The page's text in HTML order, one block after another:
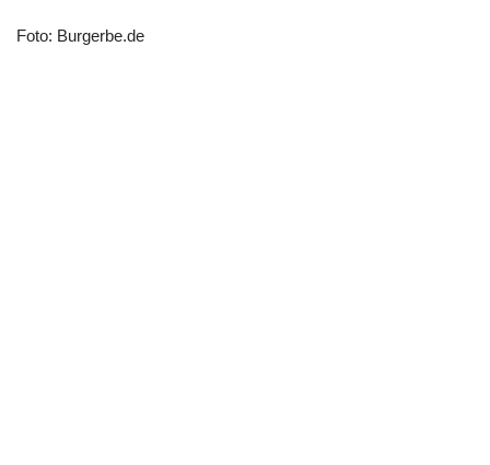
Foto: Burgerbe.de